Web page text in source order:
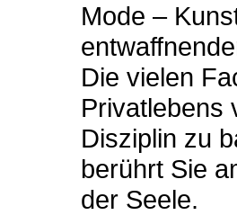
Mode –
Die vielen
Privatlebens
Disziplin zu
berührt Sie
der Seele.